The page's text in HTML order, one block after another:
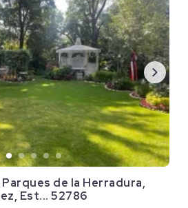
de la Herradura,
Est... 52786